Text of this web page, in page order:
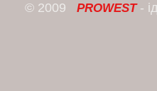
© 2009 PROWEST-